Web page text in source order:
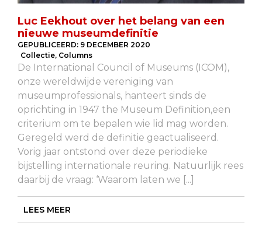
Luc Eekhout over het belang van een
nieuwe museumdefinitie
GEPUBLICEERD: 9 DECEMBER 2020
Collectie, Columns
De International Council of Museums (ICOM),
onze wereldwijde vereniging van
museumprofessionals, hanteert sinds de
oprichting in 1947 the Museum Definition,een
criterium om te bepalen wie lid mag worden.
Geregeld werd de definitie geactualiseerd.
Vorig jaar ontstond over deze periodieke
bijstelling internationale reuring. Natuurlijk rees
daarbij de vraag: ‘Waarom laten we [...]
LEES MEER